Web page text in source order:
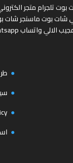
بوت تلجراممتجر
شات بوت ماسنجرشات
الالي واتساب